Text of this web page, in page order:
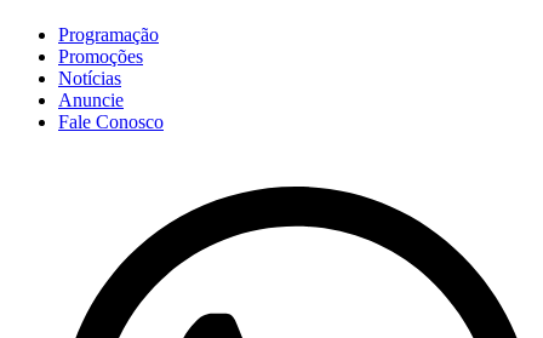
Programação
Promoções
Notícias
Anuncie
Fale Conosco